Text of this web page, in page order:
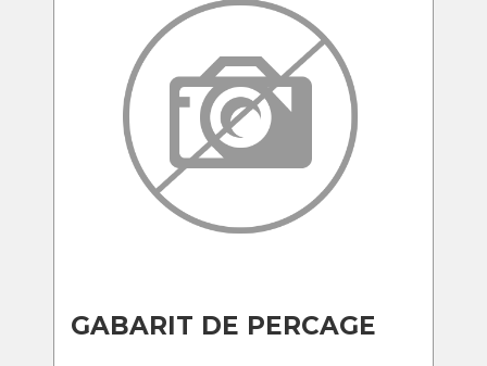
GABARIT DE PERCAGE